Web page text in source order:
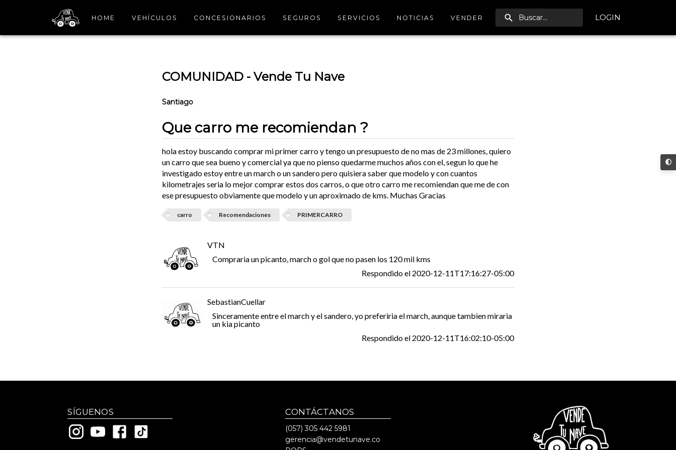
HOME VEHÍCULOS CONCESIONARIOS SEGUROS SERVICIOS NOTICIAS VENDER LOGIN
COMUNIDAD - Vende Tu Nave
Santiago
Que carro me recomiendan ?
hola estoy buscando comprar mi primer carro y tengo un presupuesto de no mas de 23 millones, quiero
un carro que sea bueno y comercial ya que no pienso quedarme muchos años con el, segun lo que he
investigado estoy entre un march o un sandero pero quisiera saber que modelo y con cuantos
kilometrajes seria lo mejor comprar estos dos carros, o que otro carro me recomiendan que me de con
ese presupuesto obviamente que modelo y un aproximado de kms. Muchas Gracias
carro Recomendaciones PRIMERCARRO
VTN
Compraria un picanto, march o gol que no pasen los 120 mil kms
Respondido el 2020-12-11T17:16:27-05:00
SebastianCuellar
Sinceramente entre el march y el sandero, yo preferiria el march, aunque tambien miraria
un kia picanto
Respondido el 2020-12-11T16:02:10-05:00
SÍGUENOS CONTÁCTANOS
(057)305 442 5981
gerencia@vendetunave.co